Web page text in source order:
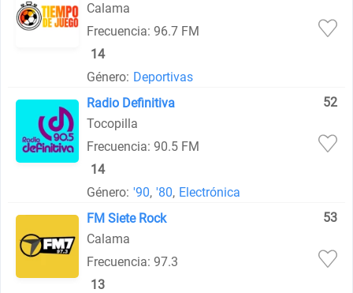
Calama
Frecuencia: 96.7 FM
14
Género: Deportivas
Radio Definitiva
52
Tocopilla
Frecuencia: 90.5 FM
14
Género: '90, '80, Electrónica
FM Siete Rock
53
Calama
Frecuencia: 97.3
13